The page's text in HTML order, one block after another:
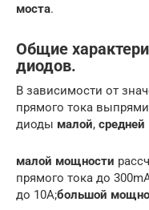
моста.
Общие
диодов.
В зависимости от
прямого тока
диоды малой, средней
малой мощности
прямого тока до
до 10А;большой